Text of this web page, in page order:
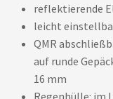
reflektierende
leicht
QMR
auf runde
16 mm
Regenhülle: im